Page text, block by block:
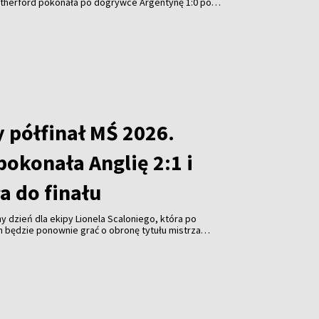
Mistrzostw Świata – nie chciał opuścić
MŚ 2026.
Anglię 2:1 i
do finału
dzień dla ekipy Lionela Scaloniego, która po
będzie ponownie grać o obronę tytułu mistrza
Zagra w nim w niedzielę z Hiszpanią. Dzień
się w meczu o trzecie miejsce.